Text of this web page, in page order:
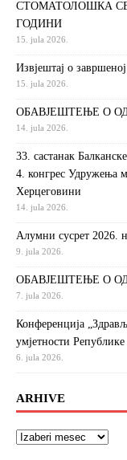
СТОМАТОЛОШКА
ГОДИНИ
15. jula 2026.
Извjeштaj o зaвршeнoj
15. jula 2026.
ОБАВЈЕШТЕЊЕ О
14. jula 2026.
33. састанак
4. конгрес Удружења
Херцеговини
14. jula 2026.
Алумни сусрет 2026.
9. jula 2026.
ОБАВЈЕШТЕЊЕ О
7. jula 2026.
Конференција
умјетности
6. jula 2026.
ARHIVE